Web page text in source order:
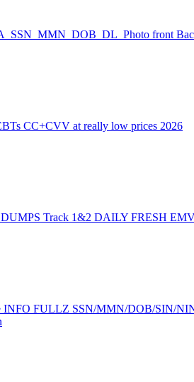
front
CC+CVV at really low prices 2026
Track 1&2 DAILY FRESH
FULLZ SSN/MMN/DOB/SIN/